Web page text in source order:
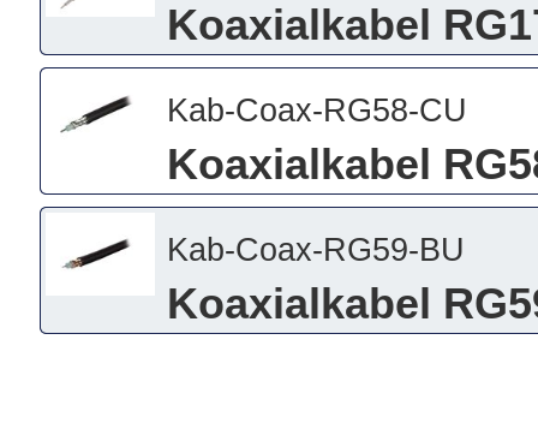
Koaxialkabel
Kab-Coax-RG58-CU
Koaxialkabel
Kab-Coax-RG59-BU
Koaxialkabel